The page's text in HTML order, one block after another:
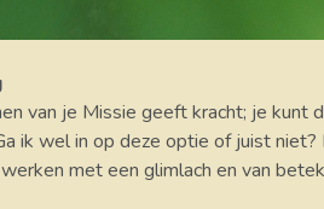
van je Missie geeft kracht; je kunt
ik wel in op deze optie of juist
met een glimlach en van